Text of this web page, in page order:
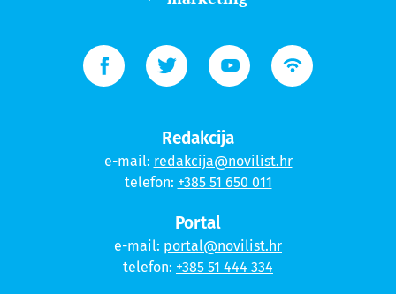
Redakcija
e-mail: redakcija@novilist.hr
telefon: +385 51 650 011
Portal
e-mail: portal@novilist.hr
telefon: +385 51 444 334